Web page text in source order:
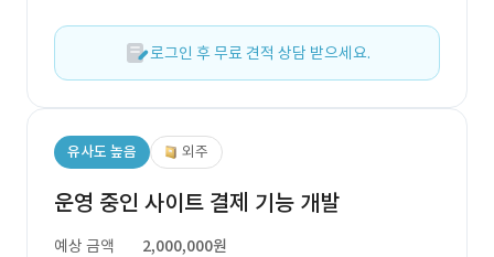
로그인 후 무료 견적 상담 받으세요.
유사도 높음 외주
운영 중인 사이트 결제 기능 개발
예상 금액
2,000,000원